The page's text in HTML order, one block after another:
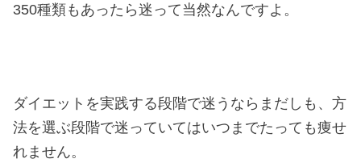
350種類もあったら迷って当然なんですよ。
ダイエットを実践する段階で迷うならまだしも、方
法を選ぶ段階で迷っていてはいつまでたっても痩せ
れません。